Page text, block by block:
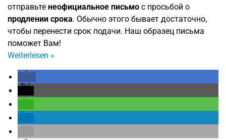
отправьте неофициальное письмо с просьбой о
продлении срока. Обычно этого бывает достаточно,
чтобы перенести срок подачи. Наш образец письма
поможет Вам!
Weiterlesen »